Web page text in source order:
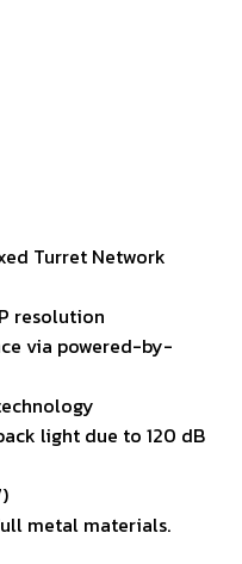
Turret Network
resolution
via powered-by-
light due to 120 dB
metal materials.